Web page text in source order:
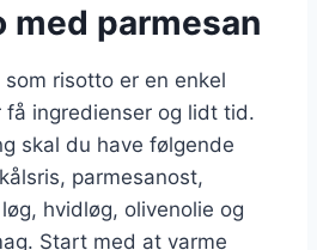
med parmesan
risotto er en enkel
ingredienser og lidt tid.
skal du have følgende
parmesanost,
hvidløg, olivenolie og
Start med at varme